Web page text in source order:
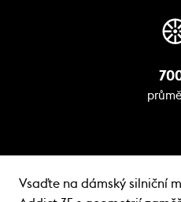
Vsaďte na dámský silniční